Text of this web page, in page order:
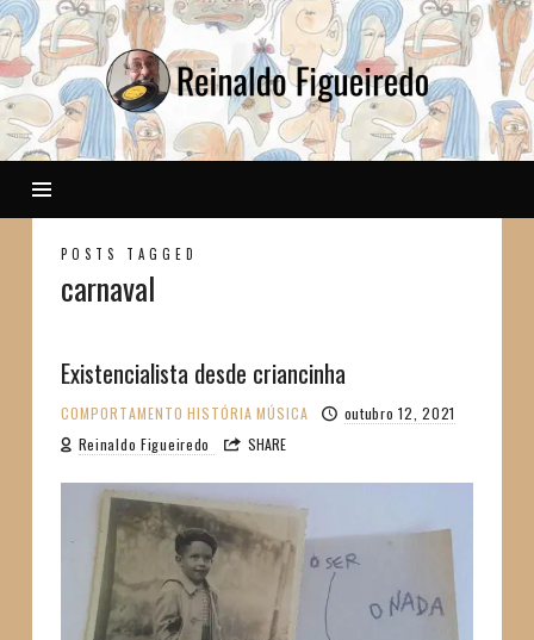
Reinaldo
POSTS TAGGED
carnaval
Existencialista desde criancinha
COMPORTAMENTO HISTÓRIA MÚSICA
outubro 12, 2021
Reinaldo Figueiredo
SHARE